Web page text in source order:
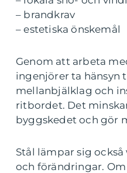
– brandkrav
– estetiska önskemål
Genom att arbeta
ingenjörer ta hänsyn
mellanbjälklag och
ritbordet. Det
byggskedet och gör
Stål lämpar sig
och förändringar.